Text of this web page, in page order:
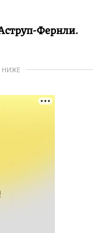
Фернли.
НИЖЕ